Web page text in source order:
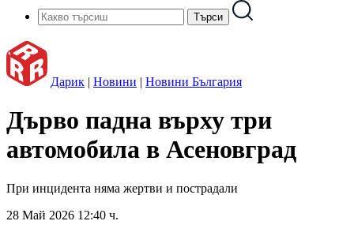
Дарик | Новини | Новини България
Дърво падна върху три
автомобила в Асеновград
При инцидента няма жертви и пострадали
28 Май 2026 12:40 ч.